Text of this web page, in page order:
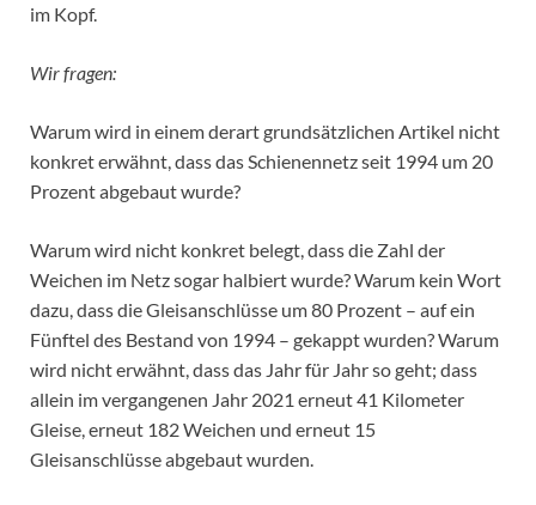
im Kopf.
Wir fragen:
Warum wird in einem derart grundsätzlichen Artikel nicht
konkret erwähnt, dass das Schienennetz seit 1994 um 20
Prozent abgebaut wurde?
Warum wird nicht konkret belegt, dass die Zahl der
Weichen im Netz sogar halbiert wurde? Warum kein Wort
dazu, dass die Gleisanschlüsse um 80 Prozent – auf ein
Fünftel des Bestand von 1994 – gekappt wurden? Warum
wird nicht erwähnt, dass das Jahr für Jahr so geht; dass
allein im vergangenen Jahr 2021 erneut 41 Kilometer
Gleise, erneut 182 Weichen und erneut 15
Gleisanschlüsse abgebaut wurden.